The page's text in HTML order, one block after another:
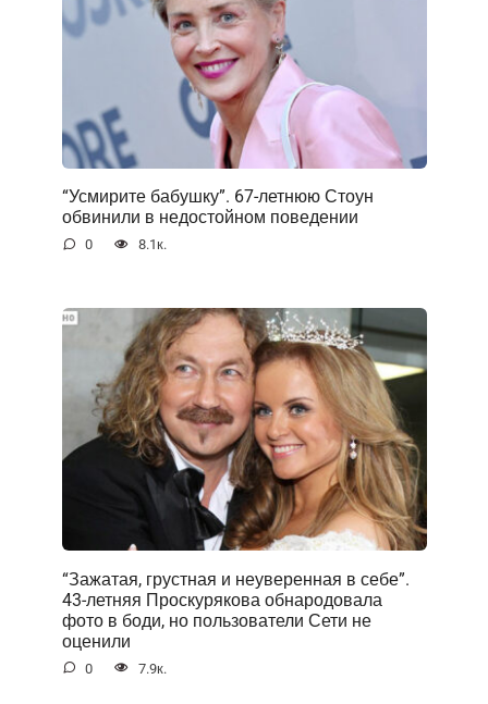
“Усмирите бабушку”. 67-летнюю Стоун
обвинили в недостойном поведении
0 8.1к.
“Зажатая, грустная и неуверенная в себе”.
43-летняя Проскурякова обнародовала
фото в боди, но пользователи Сети не
оценили
0 7.9к.